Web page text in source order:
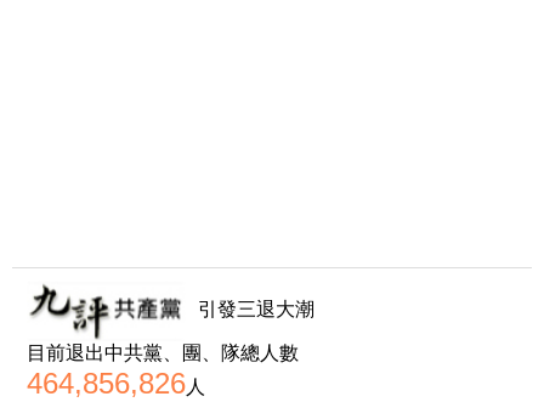
引發三退大潮
目前退出中共黨、團、隊總人數
464,856,826人